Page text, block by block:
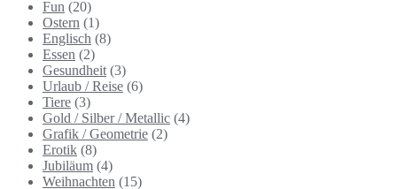
Fun (20)
Ostern (1)
Englisch (8)
Essen (2)
Gesundheit (3)
Urlaub / Reise (6)
Tiere (3)
Gold / Silber / Metallic (4)
Grafik / Geometrie (2)
Erotik (8)
Jubiläum (4)
Weihnachten (15)